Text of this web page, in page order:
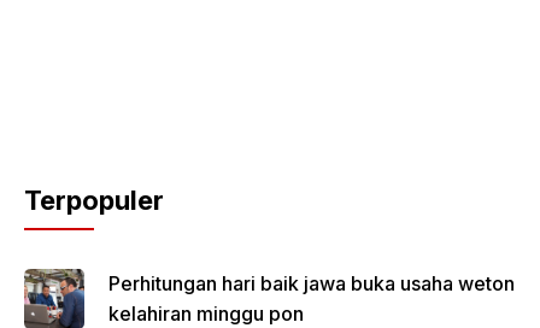
Terpopuler
Perhitungan hari baik jawa buka usaha weton
kelahiran minggu pon